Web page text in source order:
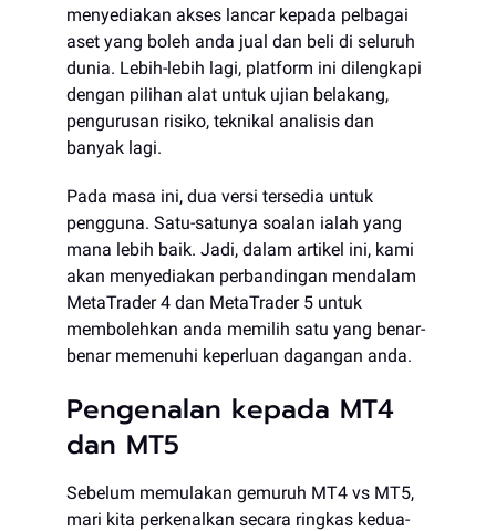
menyediakan akses lancar kepada pelbagai
aset yang boleh anda jual dan beli di seluruh
dunia. Lebih-lebih lagi, platform ini dilengkapi
dengan pilihan alat untuk ujian belakang,
pengurusan risiko, teknikal analisis dan
banyak lagi.
Pada masa ini, dua versi tersedia untuk
pengguna. Satu-satunya soalan ialah yang
mana lebih baik. Jadi, dalam artikel ini, kami
akan menyediakan perbandingan mendalam
MetaTrader 4 dan MetaTrader 5 untuk
membolehkan anda memilih satu yang benar-
benar memenuhi keperluan dagangan anda.
Pengenalan kepada MT4
dan MT5
Sebelum memulakan gemuruh MT4 vs MT5,
mari kita perkenalkan secara ringkas kedua-